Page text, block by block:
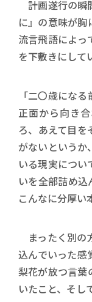
計画遂行の瞬
に』の意味が胸
流言飛語によっ
を下敷きにして
「二〇歳にな
正面から向き
ろ、あえて目を
がないというか
いる現実につい
いを全部詰め込
こんなに分厚い
まったく別の
込んでいった感
梨花が放つ言葉
いたこと、そし